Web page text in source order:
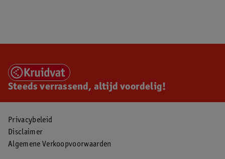
Steeds verrassend, altijd voordelig!
Privacybeleid
Disclaimer
Algemene Verkoopvoorwaarden